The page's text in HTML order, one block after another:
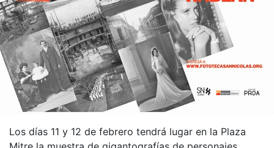
Los días 11 y 12 de febrero tendrá lugar en la Plaza